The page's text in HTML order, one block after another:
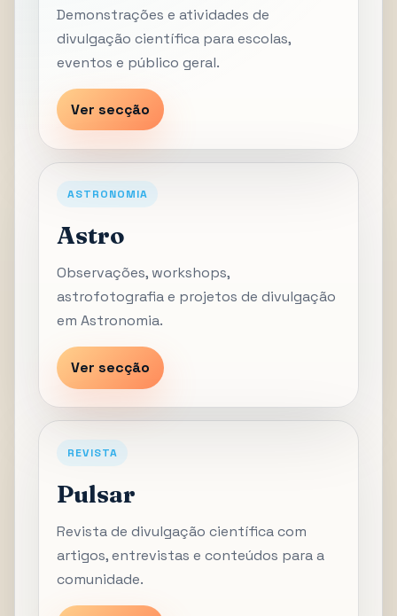
Demonstrações e atividades de
divulgação científica para escolas,
eventos e público geral.
Ver secção
ASTRONOMIA
Astro
Observações, workshops,
astrofotografia e projetos de divulgação
em Astronomia.
Ver secção
REVISTA
Pulsar
Revista de divulgação científica com
artigos, entrevistas e conteúdos para a
comunidade.